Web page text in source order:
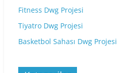
Fitness Dwg Projesi
Tiyatro Dwg Projesi
Basketbol Sahası Dwg Projesi